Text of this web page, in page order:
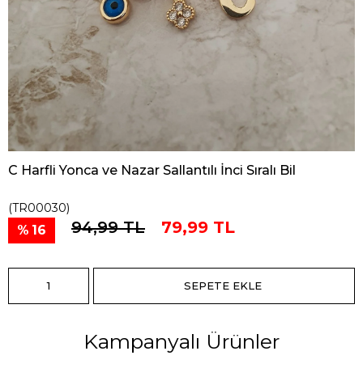
C Harfli Yonca ve Nazar Sallantılı İnci Sıralı Bil
(TR00030)
16 94,99 TL 79,99 TL
Kampanyalı Ürünler